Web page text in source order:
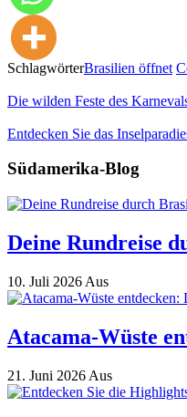
SchlagwörterBrasilien öffnet
Die wilden Feste des
Entdecken Sie das
Südamerika-Blog
Deine Rundreise
10. Juli 2026 Aus
Atacama-Wüste
21. Juni 2026 Aus